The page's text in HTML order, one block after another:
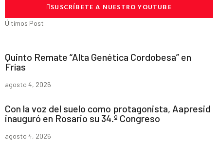
SUSCRÍBETE A NUESTRO YOUTUBE
Últimos Post
Quinto Remate “Alta Genética Cordobesa” en
Frías
agosto 4, 2026
Con la voz del suelo como protagonista, Aapresid
inauguró en Rosario su 34.º Congreso
agosto 4, 2026